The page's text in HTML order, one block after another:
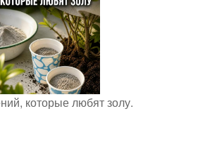
которые любят золу.